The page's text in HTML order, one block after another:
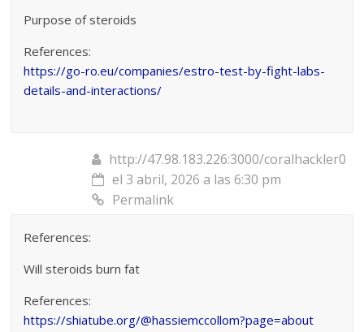
Purpose of steroids
References:
https://go-ro.eu/companies/estro-test-by-fight-labs-
details-and-interactions/
http://47.98.183.226:3000/coralhackler0
el 3 abril, 2026 a las 6:30 pm
Permalink
References:
Will steroids burn fat
References:
https://shiatube.org/@hassiemccollom?page=about